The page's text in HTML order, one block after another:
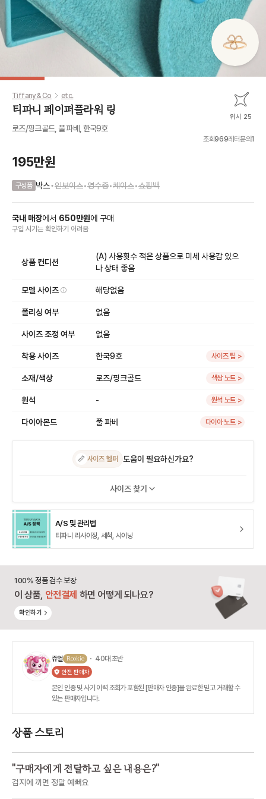
Tiffany & Co etc.
티파니 페이퍼플라워 링 위시 25
로즈/핑크골드, 풀 파베, 한국9호
조회969레터문의1
195만원
구성품 박스•인보이스•영수증•케이스•쇼핑백
국내 매장에서 650만원에 구매
구입 시기 는 확인하기 어려움
상품 컨디션
(A) 사용횟수 적은 상품으로 미세 사용감 있으
나 상태 좋음
모델 사이즈 해당없음
폴리싱 여부 없음
사이즈 조정 여부 없음
착용 사이즈 한국9호 사이즈 팁 >
소재/색상 로즈/핑크골드 색상 노트 >
원석 - 원석 노트 >
다이아몬드 풀 파베 다이아 노트 >
📏 사이즈 헬퍼 도움이 필요하신가요?
사이즈 찾기
A/S 및 관리법
티파니 리사이징, 세척, 샤이닝
100% 정품 검수 보장
이 상품, 안전결제 하면 어떻게 되나요?
확인하기
쥬얼 Rookie ・ 40대 초반
안전 판매자
본인 인증 및 사기 이력 조회가 포함된 [판매자 인증]을 완료한 믿고 거래할 수
있는 판매자입니다.
상품 스토리
"구매자에게 전달하고 싶은 내용은?"
검지에 끼면 정말 예뻐요